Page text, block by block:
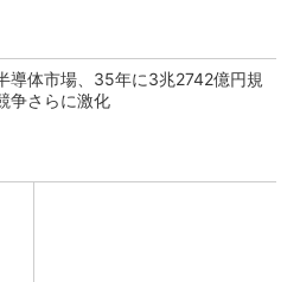
導体市場、35年に3兆2742億円規
さらに激化